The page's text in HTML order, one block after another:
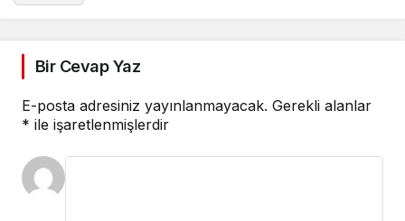
Bir Cevap Yaz
E-posta adresiniz yayınlanmayacak. Gerekli alanlar
* ile işaretlenmişlerdir